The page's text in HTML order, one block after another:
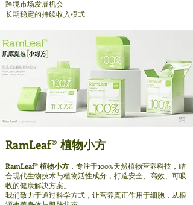
跨境市场发展机会
长期稳定的持续收入模式
RamLeaf® 植物小方
RamLeaf® 植物小方 ，专注于100%天然植物营养科技，结
合现代生物技术与植物活性成分，打造安全、高效、可吸
收的健康解决方案。
我们致力于通过科学方式，让营养真正作用于细胞，从根